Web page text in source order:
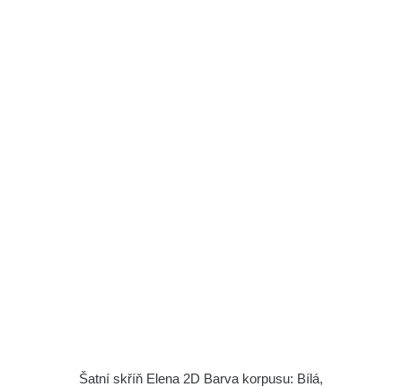
Šatní skříň Elena 2D Barva korpusu: Bílá,